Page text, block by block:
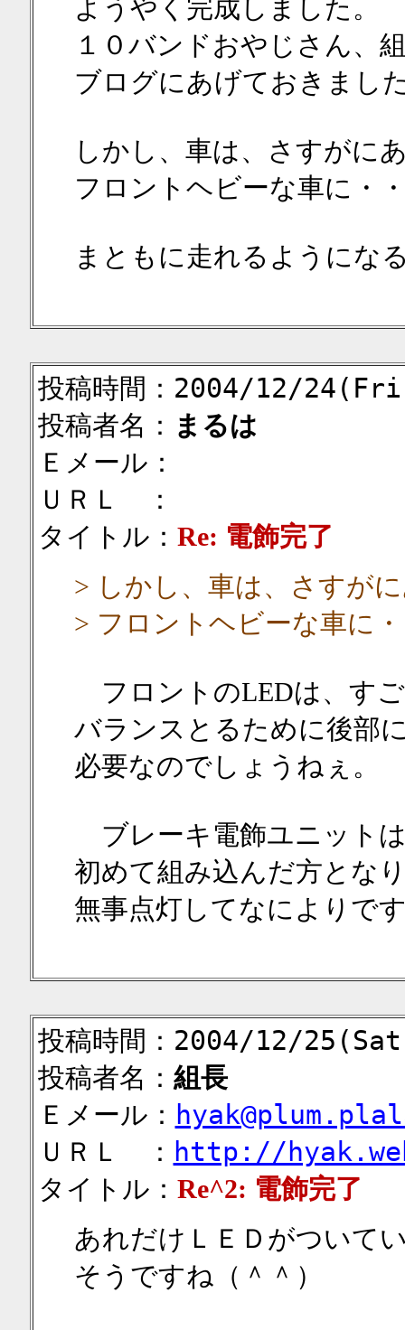
ようやく完成しました。
１０バンドおやじさん、
ブログにあげておきまし
しかし、車は、さすがに
フロントヘビーな車に・
まともに走れるようにな
投稿時間：2004/12/
投稿者名： まるは
Ｅメール：
ＵＲＬ ：
タイトル： Re: 電飾完了
> しかし、車は、さすが
> フロントヘビーな車に
フロントのLEDは、す
バランスとるために後部
必要なのでしょうねぇ。
ブレーキ電飾ユニット
初めて組み込んだ方とな
無事点灯してなによりで
投稿時間：2004/12/
投稿者名： 組長
Ｅメール：
ＵＲＬ ： http://
タイトル： Re^2: 電飾完了
あれだけＬＥＤがついて
そうですね（＾＾）